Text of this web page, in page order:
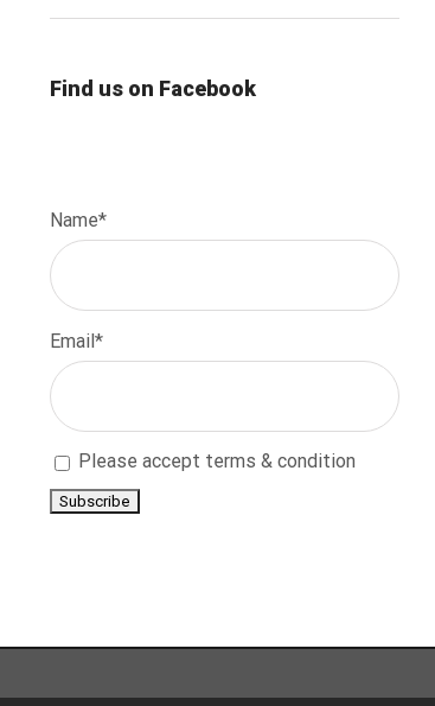
Find us on Facebook
Name*
Email*
Please accept terms & condition